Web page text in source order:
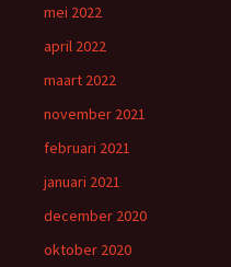
mei 2022
april 2022
maart 2022
november 2021
februari 2021
januari 2021
december 2020
oktober 2020